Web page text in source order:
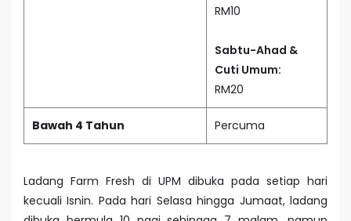
RM10
Sabtu-Ahad &
Cuti Umum:
RM20
Bawah 4 Tahun Percuma
Ladang Farm Fresh di UPM dibuka pada setiap hari
kecuali Isnin. Pada hari Selasa hingga Jumaat, ladang